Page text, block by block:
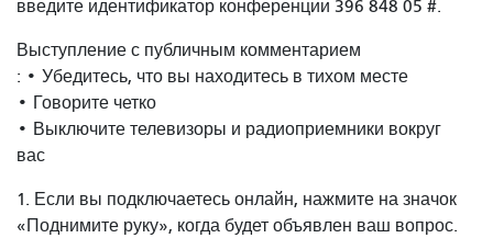
введите идентификатор конференции 396 848 05 #.
Выступление с публичным комментарием
: • Убедитесь, что вы находитесь в тихом месте
• Говорите четко
• Выключите телевизоры и радиоприемники вокруг
вас
1. Если вы подключаетесь онлайн, нажмите на значок
«Поднимите руку», когда будет объявлен ваш вопрос.